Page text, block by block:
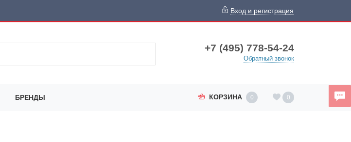
Вход и регистрация
+7 (495) 778-54-24
Обратный звонок
БРЕНДЫ КОРЗИНА 0 0